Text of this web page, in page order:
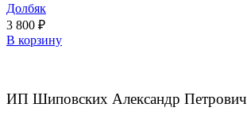
Долбяк
3 800 ₽
В корзину
ИП Шиповских Александр Петрович